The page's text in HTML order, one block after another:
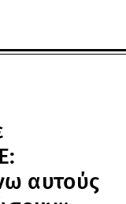
αυτούς